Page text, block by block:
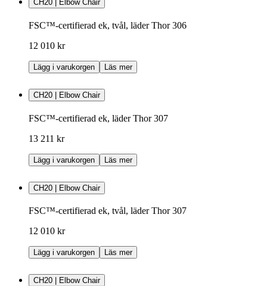
CH20 | Elbow Chair
FSC™-certifierad ek, tvål, läder Thor 306
12 010 kr
Lägg i varukorgen Läs mer
CH20 | Elbow Chair
FSC™-certifierad ek, läder Thor 307
13 211 kr
Lägg i varukorgen Läs mer
CH20 | Elbow Chair
FSC™-certifierad ek, tvål, läder Thor 307
12 010 kr
Lägg i varukorgen Läs mer
CH20 | Elbow Chair